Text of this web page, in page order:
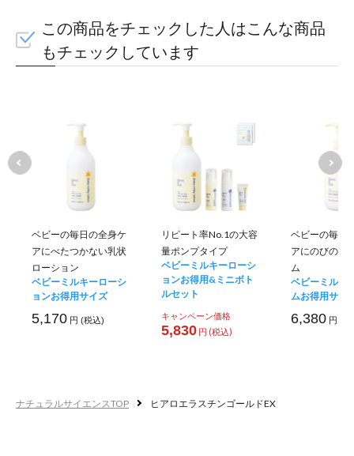
この商品をチェックした人はこんな商品
もチェックしています
ベビーの毎日の全身ケ
アにべたつかない乳状
ローション
ベビーミルキーローシ
ョンお得用サイズ
5,170 円 (税込)
リピート率No.1の大容
量ポンプタイプ
ベビーミルキーローシ
ョンお得用&ミニボト
ルセット
キャンペーン価格
5,830 円 (税込)
ベビーの毎日
アにのびのい
ム
ベビーミルキ
ムお得用サイ
6,380 円 (税
ナチュラルサイエンスTOP ヒアロエラスチンゴールドEX